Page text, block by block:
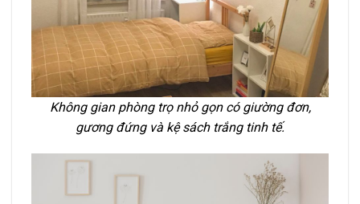
Không gian phòng trọ nhỏ gọn có giường đơn,
gương đứng và kệ sách trắng tinh tế.